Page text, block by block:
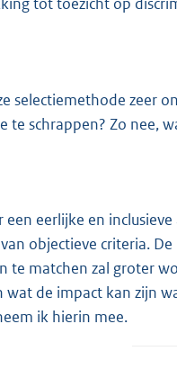
selectiemethode zeer
te schrappen? Zo nee,
eerlijke en
objectieve criteria.
te matchen zal groter
wat de impact kan zijn
ik hierin mee.